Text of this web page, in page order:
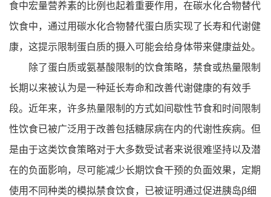
食中宏量营养素的比例也起着重要作用，在碳水化合物替代
饮食中，通过用碳水化合物替代蛋白质实现了长寿和代谢健
康，这提示限制蛋白质的摄入可能会给身体带来健康益处。
除了蛋白质或氨基酸限制的饮食策略，禁食或热量限制
长期以来被认为是一种延长寿命和改善代谢健康的有效手
段。近年来，许多热量限制的方式如间歇性节食和时间限制
性饮食已被广泛用于改善包括糖尿病在内的代谢性疾病。但
是由于这类饮食策略对于大多数受试者来说很难坚持以及潜
在的负面影响，尽可能减少长期饮食干预的负面效果，定期
使用不同种类的模拟禁食饮食，已被证明通过促进胰岛β细